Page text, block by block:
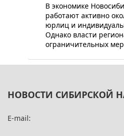
В экономике
работают активно
юрлиц и
Однако власти
ограничительных
НОВОСТИ СИБИРСКОЙ
E-mail: